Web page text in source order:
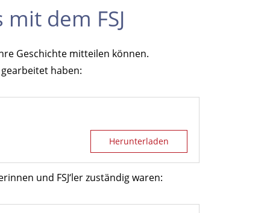
dem FSJ
Geschichte mitteilen können.
gearbeitet haben:
Herunterladen
und FSJ‘ler zuständig waren: